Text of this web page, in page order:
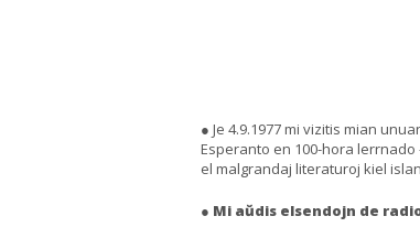
● Je 4.9.1977 mi vizitis mian
Esperanto en 100-hora
el malgrandaj literaturoj kiel
● Mi aŭdis elsendojn de